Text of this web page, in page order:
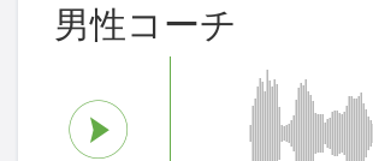
男性コーチ